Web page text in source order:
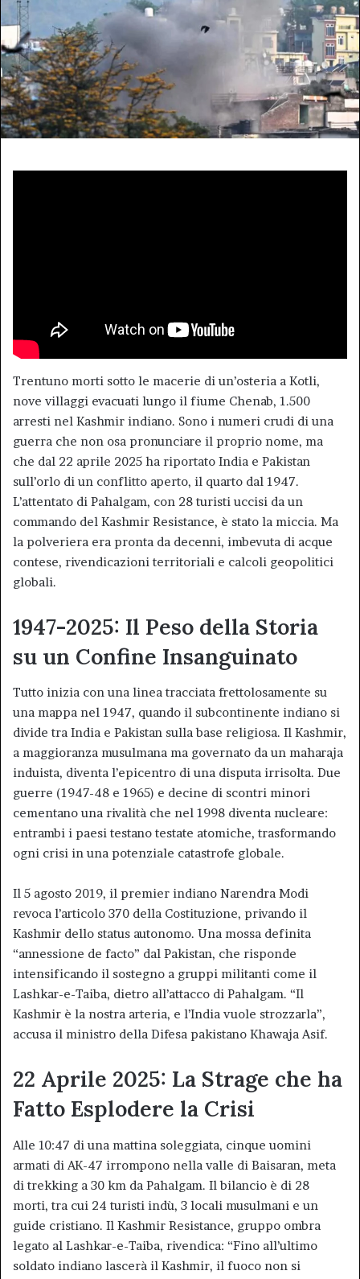
Trentuno morti sotto le macerie di un’osteria a Kotli,
nove villaggi evacuati lungo il fiume Chenab, 1.500
arresti nel Kashmir indiano. Sono i numeri crudi di una
guerra che non osa pronunciare il proprio nome, ma
che dal 22 aprile 2025 ha riportato India e Pakistan
sull’orlo di un conflitto aperto, il quarto dal 1947.
L’attentato di Pahalgam, con 28 turisti uccisi da un
commando del Kashmir Resistance, è stato la miccia. Ma
la polveriera era pronta da decenni, imbevuta di acque
contese, rivendicazioni territoriali e calcoli geopolitici
globali.
1947-2025: Il Peso della Storia
su un Confine Insanguinato
Tutto inizia con una linea tracciata frettolosamente su
una mappa nel 1947, quando il subcontinente indiano si
divide tra India e Pakistan sulla base religiosa. Il Kashmir,
a maggioranza musulmana ma governato da un maharaja
induista, diventa l’epicentro di una disputa irrisolta. Due
guerre (1947-48 e 1965) e decine di scontri minori
cementano una rivalità che nel 1998 diventa nucleare:
entrambi i paesi testano testate atomiche, trasformando
ogni crisi in una potenziale catastrofe globale.
Il 5 agosto 2019, il premier indiano Narendra Modi
revoca l’articolo 370 della Costituzione, privando il
Kashmir dello status autonomo. Una mossa definita
“annessione de facto” dal Pakistan, che risponde
intensificando il sostegno a gruppi militanti come il
Lashkar-e-Taiba, dietro all’attacco di Pahalgam. “Il
Kashmir è la nostra arteria, e l’India vuole strozzarla”,
accusa il ministro della Difesa pakistano Khawaja Asif.
22 Aprile 2025: La Strage che ha
Fatto Esplodere la Crisi
Alle 10:47 di una mattina soleggiata, cinque uomini
armati di AK-47 irrompono nella valle di Baisaran, meta
di trekking a 30 km da Pahalgam. Il bilancio è di 28
morti, tra cui 24 turisti indù, 3 locali musulmani e un
guide cristiano. Il Kashmir Resistance, gruppo ombra
legato al Lashkar-e-Taiba, rivendica: “Fino all’ultimo
soldato indiano lascerà il Kashmir, il fuoco non si